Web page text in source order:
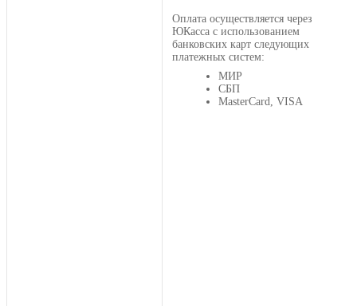
Оплата осуществляется через
ЮКасса с использованием
банковских карт следующих
платежных систем:
МИР
СБП
MasterCard, VISA